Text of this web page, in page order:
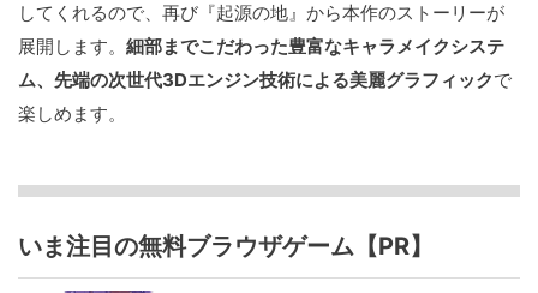
してくれるので、再び『起源の地』から本作のストーリーが
展開します。 細部までこだわった豊富なキャラメイクシステ
ム、先端の次世代3Dエンジン技術による美麗グラフィックで
楽しめます。
いま注目の無料ブラウザゲーム【PR】